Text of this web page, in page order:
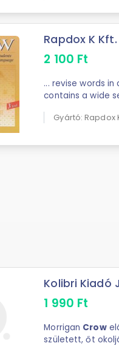
Rapdox K
2 100 Ft
... revise words
contains a wide
Gyártó: Rapdox
Kolibri Kiadó
1 990 Ft
Morrigan Crow